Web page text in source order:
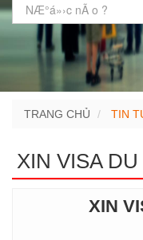
NÆ°á»›c nÃ o ?
TRANG CHỦ TIN
XIN VISA
XIN